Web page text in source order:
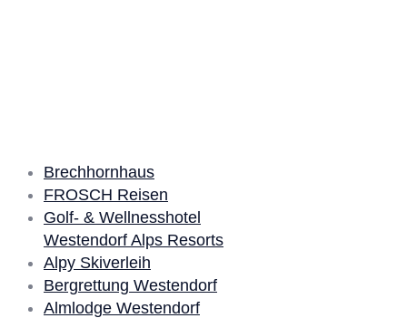
Brechhornhaus
FROSCH Reisen
Golf- & Wellnesshotel
Westendorf Alps Resorts
Alpy Skiverleih
Bergrettung Westendorf
Almlodge Westendorf